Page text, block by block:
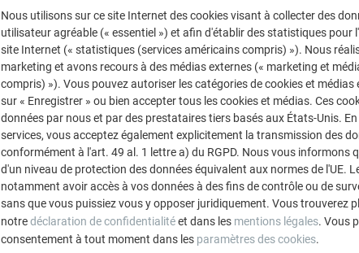
Nous utilisons sur ce site Internet des cookies visant à collecter des
utilisateur agréable (« essentiel ») et afin d'établir des statistiques pour
site Internet (« statistiques (services américains compris) »). Nous
marketing et avons recours à des médias externes (« marketing et
compris) »). Vous pouvez autoriser les catégories de cookies et
sur « Enregistrer » ou bien accepter tous les cookies et médias. Ces
données par nous et par des prestataires tiers basés aux États-Unis.
services, vous acceptez également explicitement la transmission des
conformément à l'art. 49 al. 1 lettre a) du RGPD. Nous vous informons
d'un niveau de protection des données équivalent aux normes de l'UE.
notamment avoir accès à vos données à des fins de contrôle ou de
sans que vous puissiez vous y opposer juridiquement. Vous trouverez
notredéclaration de confidentialitéet dans les mentions légales. Vous
consentement à tout moment dans les paramètres des cookies.